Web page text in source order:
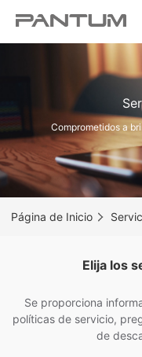
Comprometidos a
Página de Inicio
Elija los
Se proporciona
políticas de servicio,
de